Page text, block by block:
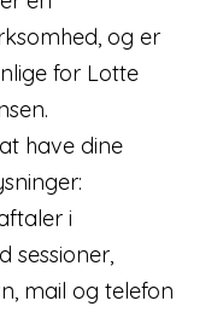
og er
for Lotte
have dine
i
sessioner,
mail og telefon